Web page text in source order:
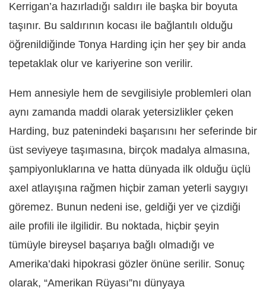
Kerrigan’a hazırladığı saldırı ile başka bir boyuta
taşınır. Bu saldırının kocası ile bağlantılı olduğu
öğrenildiğinde Tonya Harding için her şey bir anda
tepetaklak olur ve kariyerine son verilir.
Hem annesiyle hem de sevgilisiyle problemleri olan
aynı zamanda maddi olarak yetersizlikler çeken
Harding, buz patenindeki başarısını her seferinde bir
üst seviyeye taşımasına, birçok madalya almasına,
şampiyonluklarına ve hatta dünyada ilk olduğu üçlü
axel atlayışına rağmen hiçbir zaman yeterli saygıyı
göremez. Bunun nedeni ise, geldiği yer ve çizdiği
aile profili ile ilgilidir. Bu noktada, hiçbir şeyin
tümüyle bireysel başarıya bağlı olmadığı ve
Amerika’daki hipokrasi gözler önüne serilir. Sonuç
olarak, “Amerikan Rüyası”nı dünyaya